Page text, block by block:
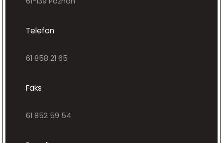
Telefon
61 858 21 65
Faks
61 852 59 54